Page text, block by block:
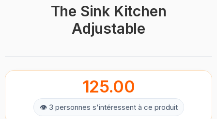
The Sink Kitchen
Adjustable
125.00
👁 3 personnes s'intéressent à ce produit